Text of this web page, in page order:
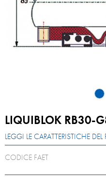
LIQUIBLOK RB30-
LEGGI LE CARATTERISTICHE
CODICE FAET